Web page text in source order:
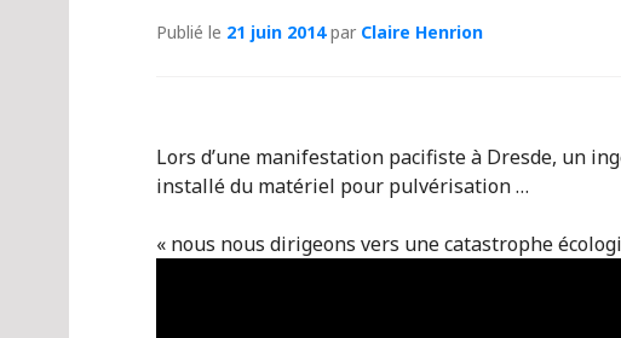
Publié le 21 juin 2014par Claire Henrion
Lors d’une manifestation pacifiste à Dresde, un
installé du matériel pour pulvérisation …
« nous nous dirigeons vers une catastrophe